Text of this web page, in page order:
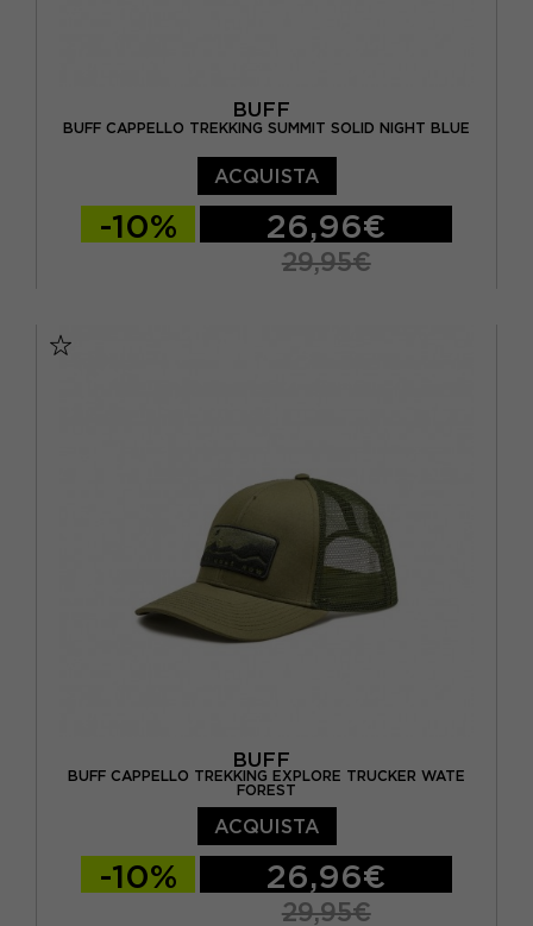
BUFF
BUFF CAPPELLO TREKKING SUMMIT SOLID NIGHT BLUE
ACQUISTA
-10% 26,96€
29,95€
BUFF
BUFF CAPPELLO TREKKING EXPLORE TRUCKER WATE
FOREST
ACQUISTA
-10% 26,96€
29,95€